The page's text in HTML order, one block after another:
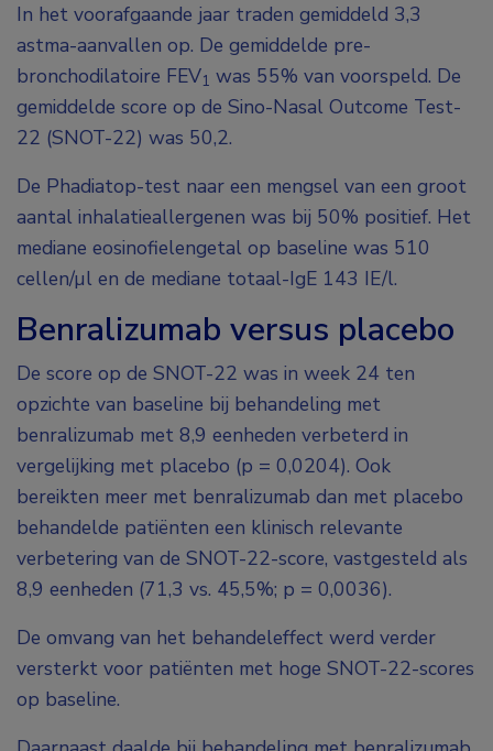
In het voorafgaande jaar traden gemiddeld 3,3
astma-aanvallen op. De gemiddelde pre-
bronchodilatoire FEV1 was 55% van voorspeld. De
gemiddelde score op de Sino-Nasal Outcome Test-
22 (SNOT-22) was 50,2.
De Phadiatop-test naar een mengsel van een groot
aantal inhalatieallergenen was bij 50% positief. Het
mediane eosinofielengetal op baseline was 510
cellen/µl en de mediane totaal-IgE 143 IE/l.
Benralizumab versus placebo
De score op de SNOT-22 was in week 24 ten
opzichte van baseline bij behandeling met
benralizumab met 8,9 eenheden verbeterd in
vergelijking met placebo (p = 0,0204). Ook
bereikten meer met benralizumab dan met placebo
behandelde patiënten een klinisch relevante
verbetering van de SNOT-22-score, vastgesteld als
8,9 eenheden (71,3 vs. 45,5%; p = 0,0036).
De omvang van het behandeleffect werd verder
versterkt voor patiënten met hoge SNOT-22-scores
op baseline.